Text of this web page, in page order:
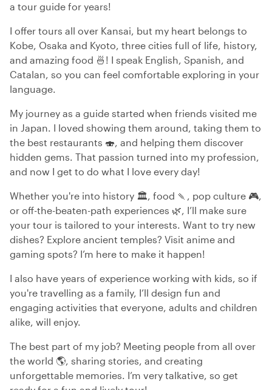
a tour guide for years!
I offer tours all over Kansai, but my heart belongs to
Kobe, Osaka and Kyoto, three cities full of life, history,
and amazing food 🍜! I speak English, Spanish, and
Catalan, so you can feel comfortable exploring in your
language.
My journey as a guide started when friends visited me
in Japan. I loved showing them around, taking them to
the best restaurants 🍣, and helping them discover
hidden gems. That passion turned into my profession,
and now I get to do what I love every day!
Whether you're into history 🏛️, food 🍡, pop culture 🎮,
or off-the-beaten-path experiences 🌿, I’ll make sure
your tour is tailored to your interests. Want to try new
dishes? Explore ancient temples? Visit anime and
gaming spots? I’m here to make it happen!
I also have years of experience working with kids, so if
you're travelling as a family, I’ll design fun and
engaging activities that everyone, adults and children
alike, will enjoy.
The best part of my job? Meeting people from all over
the world 🌎, sharing stories, and creating
unforgettable memories. I’m very talkative, so get